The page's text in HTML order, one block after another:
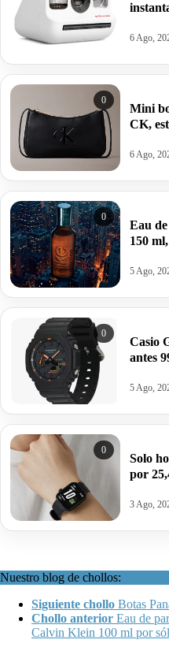
6 Ago,
0
Mini
CK,
6 Ago,
0
Eau
150
5 Ago,
0
Casio
antes
5 Ago,
0
Solo
por
3 Ago,
Nuestro blog de chollos:
Siguiente chollo Botas
Chollo anterior Eau de
Calvin Klein 100 ml por